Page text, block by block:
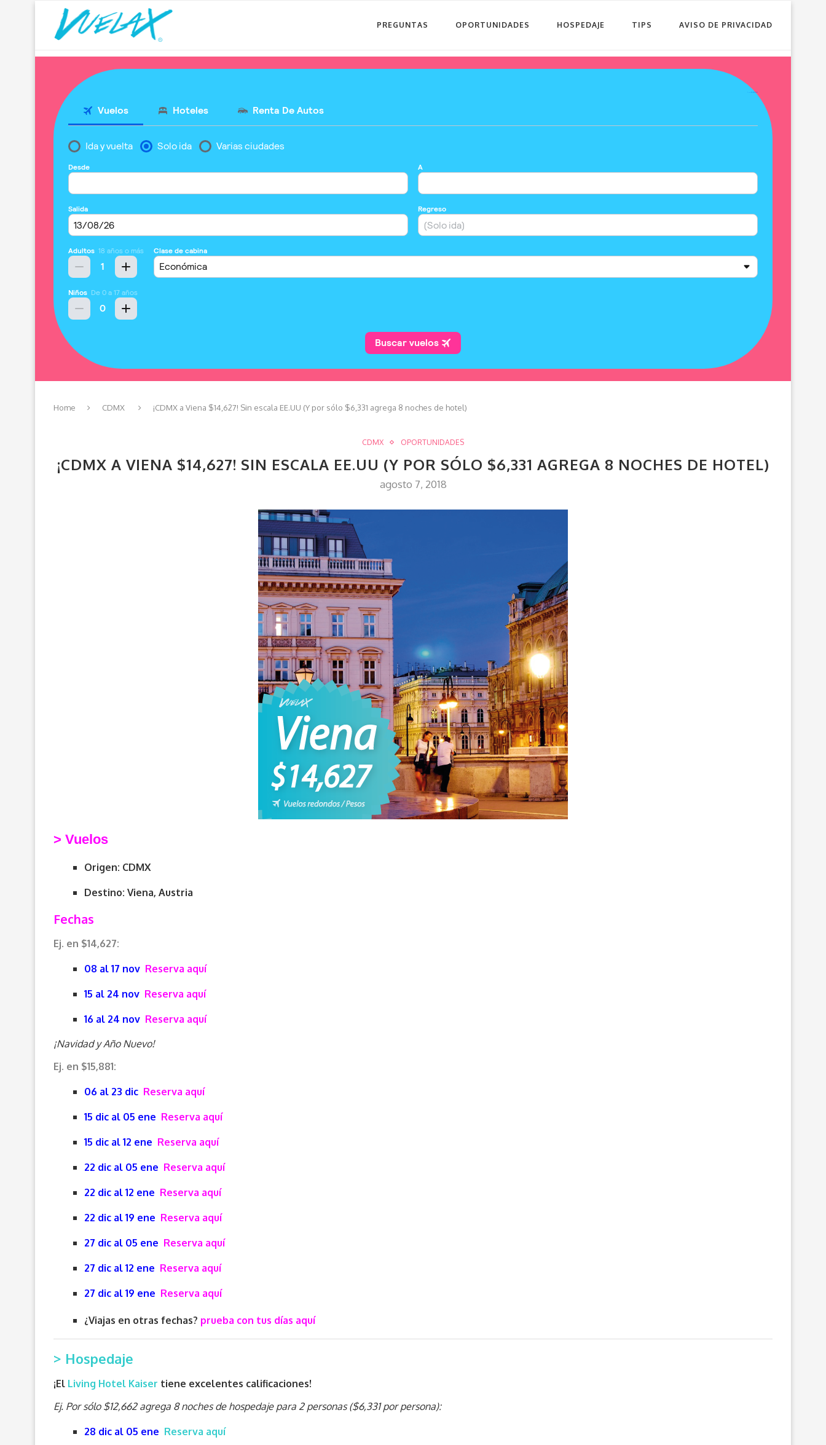
PREGUNTAS OPORTUNIDADES HOSPEDAJE TIPS AVISO DE PRIVACIDAD
Home CDMX ¡CDMX a Viena $14,627! Sin escala EE.UU (Y por sólo $6,331 agrega 8 noches de hotel)
CDMX OPORTUNIDADES
¡CDMX A VIENA $14,627! SIN ESCALA EE.UU (Y POR SÓLO $6,331 AGREGA 8 NOCHES DE HOTEL)
agosto 7, 2018
> Vuelos
Origen: CDMX
Destino: Viena, Austria
Fechas
Ej. en $14,627:
08 al 17 nov Reserva aquí
15 al 24 nov Reserva aquí
16 al 24 nov Reserva aquí
¡Navidad y Año Nuevo!
Ej. en $15,881:
06 al 23 dic Reserva aquí
15 dic al 05 ene Reserva aquí
15 dic al 12 ene Reserva aquí
22 dic al 05 ene Reserva aquí
22 dic al 12 ene Reserva aquí
22 dic al 19 ene Reserva aquí
27 dic al 05 ene Reserva aquí
27 dic al 12 ene Reserva aquí
27 dic al 19 ene Reserva aquí
¿Viajas en otras fechas? prueba con tus días aquí
> Hospedaje
¡El Living Hotel Kaiser tiene excelentes calificaciones!
Ej. Por sólo $12,662 agrega 8 noches de hospedaje para 2 personas ($6,331 por persona):
28 dic al 05 ene Reserva aquí